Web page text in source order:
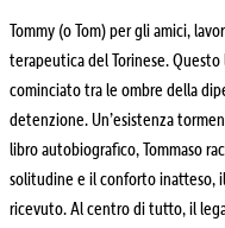
Tommy (o Tom) per gli amici,
terapeutica del Torinese.
cominciato tra le ombre della
detenzione. Un’esistenza
libro autobiografico, Tommaso
solitudine e il conforto inatteso,
ricevuto. Al centro di tutto, il